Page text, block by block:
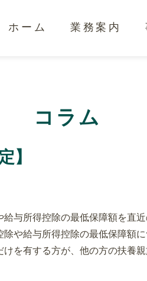
ホーム 業務案内
コラム
】
与所得控除の最低保障額を直
や給与所得控除の最低保障額
を有する方が、他の方の扶養